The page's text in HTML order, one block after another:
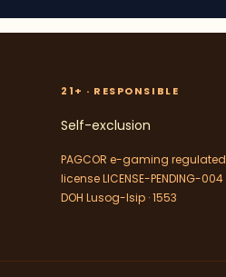
21+ · RESPONSIBLE
Self-exclusion
PAGCOR e-gaming regulated
license LICENSE-PENDING-004
DOH Lusog-Isip · 1553